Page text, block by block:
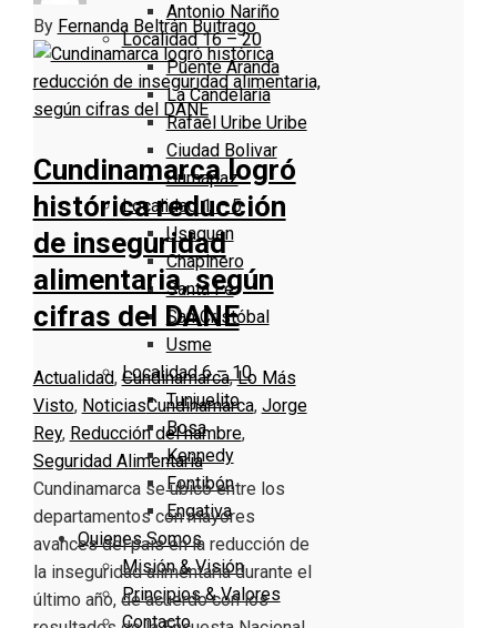
Antonio Nariño
Localidad 16 – 20
Puente Aranda
La Candelaria
Rafael Uribe Uribe
Ciudad Bolivar
Sumapaz
Localidad 1 – 5
Usaquen
Chapinero
Santa Fe
San Cristóbal
Usme
Localidad 6 – 10
Tunjuelito
Bosa
Kennedy
Fontibón
Engativa
Quienes Somos
Misión & Visión
Principios & Valores
Contacto
By Fernanda Beltrán Buitrago
Cundinamarca logró
histórica reducción
de inseguridad
alimentaria, según
cifras del DANE
Actualidad,Cundinamarca,Lo Más
Visto, NoticiasCundinamarca, Jorge
Rey, Reducción del hambre,
Seguridad Alimentaria
Cundinamarca se ubicó entre los
departamentos con mayores
avances del país en la reducción de
la inseguridad alimentaria durante el
último año, de acuerdo con los